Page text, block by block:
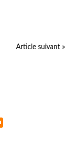
Article suivant »